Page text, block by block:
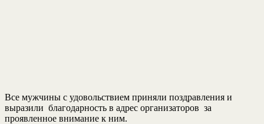
Все мужчины с удовольствием приняли поздравления и
выразили благодарность в адрес организаторов за
проявленное внимание к ним.